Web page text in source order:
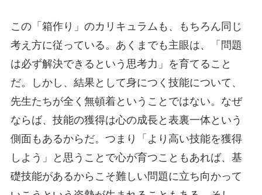
この「箱作り」のカリキュラムも、もちろん同じ
考え方に従っている。あくまでも主眼は、「問題
は必ず解決できるという思考力」を育てること
だ。しかし、結果として身につく技能について、
先生たちが全く無頓着ということではない。なぜ
ならば、技能の獲得は心の成長と表裏一体という
側面もあるからだ。つまり「より高い技能を獲得
しよう」と思うことで心が育つこともあれば、基
礎技能があるからこそ難しい問題に立ち向かって